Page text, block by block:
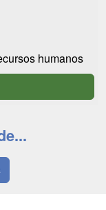
humanos